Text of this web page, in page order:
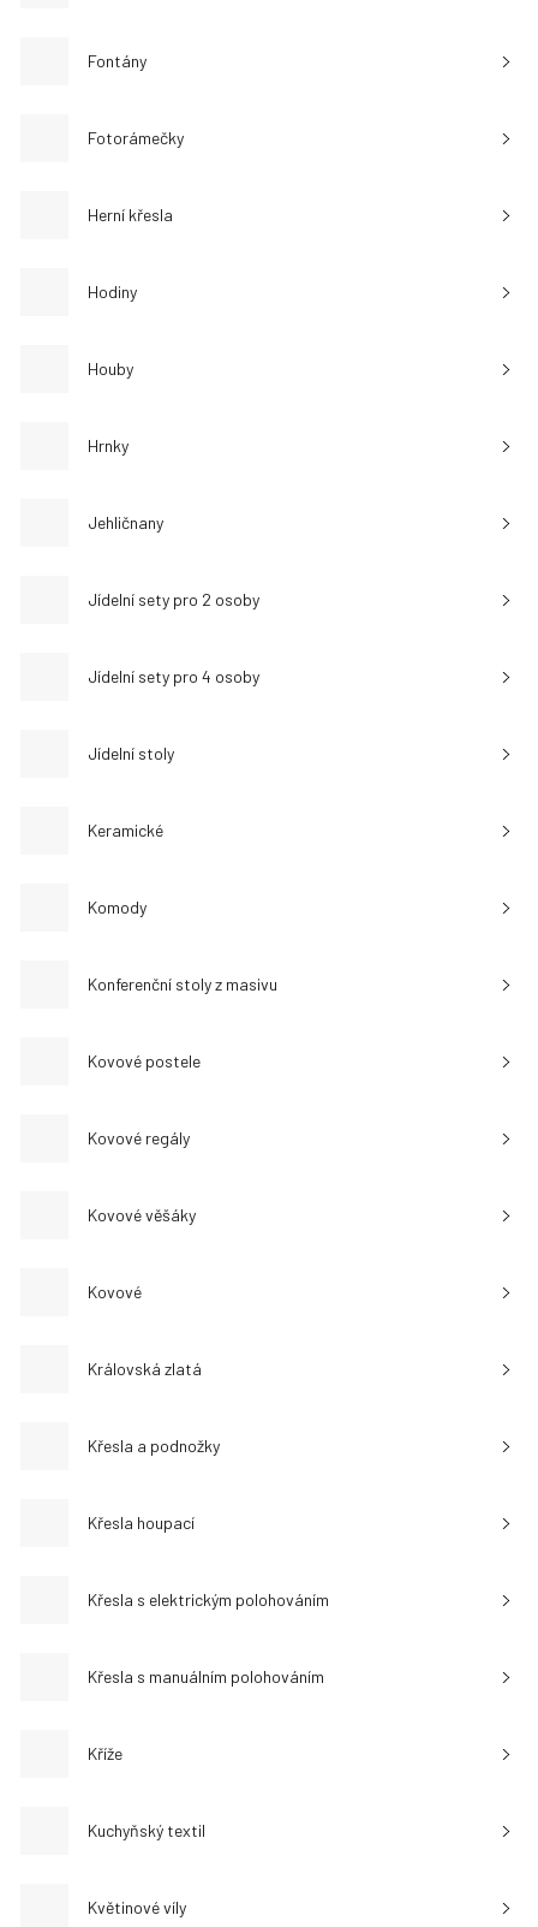
Fontány
Fotorámečky
Herní křesla
Hodiny
Houby
Hrnky
Jehličnany
Jídelní sety pro 2 osoby
Jídelní sety pro 4 osoby
Jídelní stoly
Keramické
Komody
Konferenční stoly z masivu
Kovové postele
Kovové regály
Kovové věšáky
Kovové
Královská zlatá
Křesla a podnožky
Křesla houpací
Křesla s elektrickým polohováním
Křesla s manuálním polohováním
Kříže
Kuchyňský textil
Květinové víly